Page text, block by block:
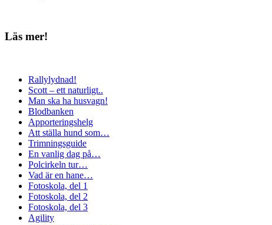
Läs mer!
Rallylydnad!
Scott – ett naturligt..
Man ska ha husvagn!
Blodbanken
Apporteringshelg
Att ställa hund som…
Trimningsguide
En vanlig dag på…
Polcirkeln tur…
Vad är en hane…
Fotoskola, del 1
Fotoskola, del 2
Fotoskola, del 3
Agility